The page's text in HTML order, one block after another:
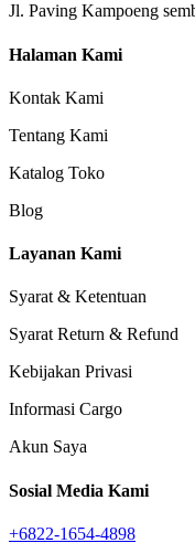
Jl. Paving Kampoeng
Halaman Kami
Kontak Kami
Tentang Kami
Katalog Toko
Blog
Layanan Kami
Syarat & Ketentuan
Syarat Return & Refund
Kebijakan Privasi
Informasi Cargo
Akun Saya
Sosial Media Kami
+6822-1654-4898